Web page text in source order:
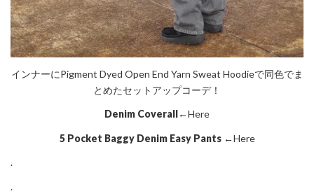
インナーにPigment Dyed Open End Yarn Sweat Hoodieで同色でま
とめたセットアップコーデ！
Denim Coverall←Here
5 Pocket Baggy Denim Easy Pants←Here
.
.